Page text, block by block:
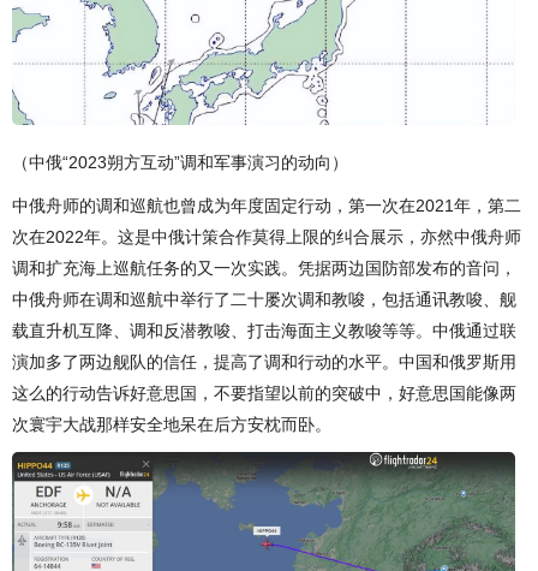
（中俄“2023朔方互动”调和军事演习的动向）
中俄舟师的调和巡航也曾成为年度固定行动，第一次在2021年，第二
次在2022年。这是中俄计策合作莫得上限的纠合展示，亦然中俄舟师
调和扩充海上巡航任务的又一次实践。凭据两边国防部发布的音问，
中俄舟师在调和巡航中举行了二十屡次调和教唆，包括通讯教唆、舰
载直升机互降、调和反潜教唆、打击海面主义教唆等等。中俄通过联
演加多了两边舰队的信任，提高了调和行动的水平。中国和俄罗斯用
这么的行动告诉好意思国，不要指望以前的突破中，好意思国能像两
次寰宇大战那样安全地呆在后方安枕而卧。